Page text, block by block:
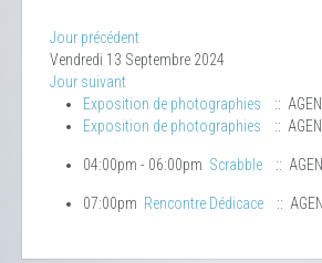
Jour précédent
Vendredi 13 Septembre 2024
Jour suivant
Exposition de photographies
::
Exposition de photographies
::
04:00pm - 06:00pm Scrabble ::
07:00pm Rencontre Dédicace ::